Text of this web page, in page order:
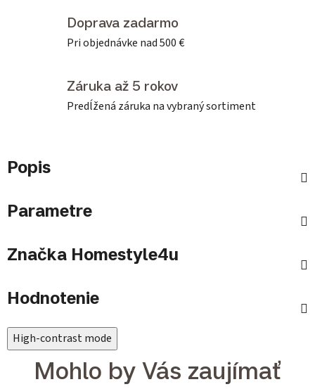
Doprava zadarmo
Pri objednávke nad 500 €
Záruka až 5 rokov
Predĺžená záruka na vybraný sortiment
Popis
Parametre
Značka Homestyle4u
Hodnotenie
High-contrast mode
Mohlo by Vás zaujímať